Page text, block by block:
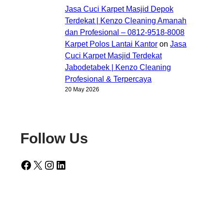
Jasa Cuci Karpet Masjid Depok
Terdekat | Kenzo Cleaning Amanah
dan Profesional – 0812-9518-8008
Karpet Polos Lantai Kantor on Jasa
Cuci Karpet Masjid Terdekat
Jabodetabek | Kenzo Cleaning
Profesional & Terpercaya
20 May 2026
Follow Us
Facebook X Instagram LinkedIn